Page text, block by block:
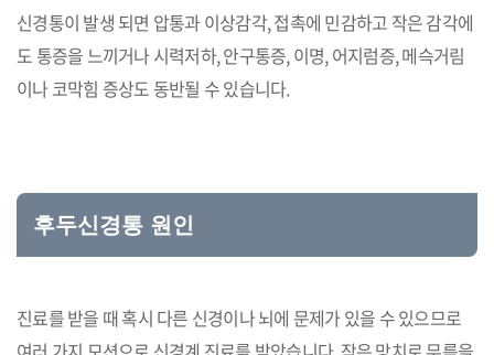
신경통이 발생 되면 압통과 이상감각, 접촉에 민감하고 작은 감각에
도 통증을 느끼거나 시력저하, 안구통증, 이명, 어지럼증, 메슥거림
이나 코막힘 증상도 동반될 수 있습니다.
후두신경통 원인
진료를 받을 때 혹시 다른 신경이나 뇌에 문제가 있을 수 있으므로